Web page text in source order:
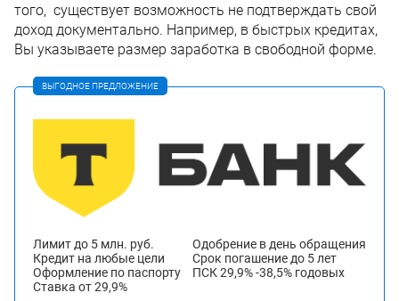
того, существует возможность не подтверждать свой
доход документально. Например, в быстрых кредитах,
Вы указываете размер заработка в свободной форме.
ВЫГОДНОЕ ПРЕДЛОЖЕНИЕ
Лимит до 5 млн. руб.
Кредит на любые цели
Оформление по паспорту
Ставка от 29,9%
Одобрение в день обращения
Срок погашение до 5 лет
ПСК 29,9% -38,5% годовых